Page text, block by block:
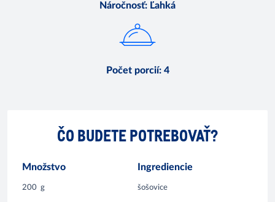
Náročnosť: Ľahká
Počet porcií: 4
ČO BUDETE POTREBOVAŤ?
Množstvo Ingrediencie
200 g šošovice